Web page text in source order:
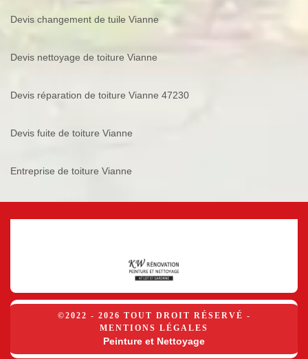
Devis changement de tuile Vianne
Devis nettoyage de toiture Vianne
Devis réparation de toiture Vianne 47230
Devis fuite de toiture Vianne
Entreprise de toiture Vianne
©2022 - 2026 TOUT DROIT RÉSERVÉ -
MENTIONS LÉGALES
Peinture et Nettoyage